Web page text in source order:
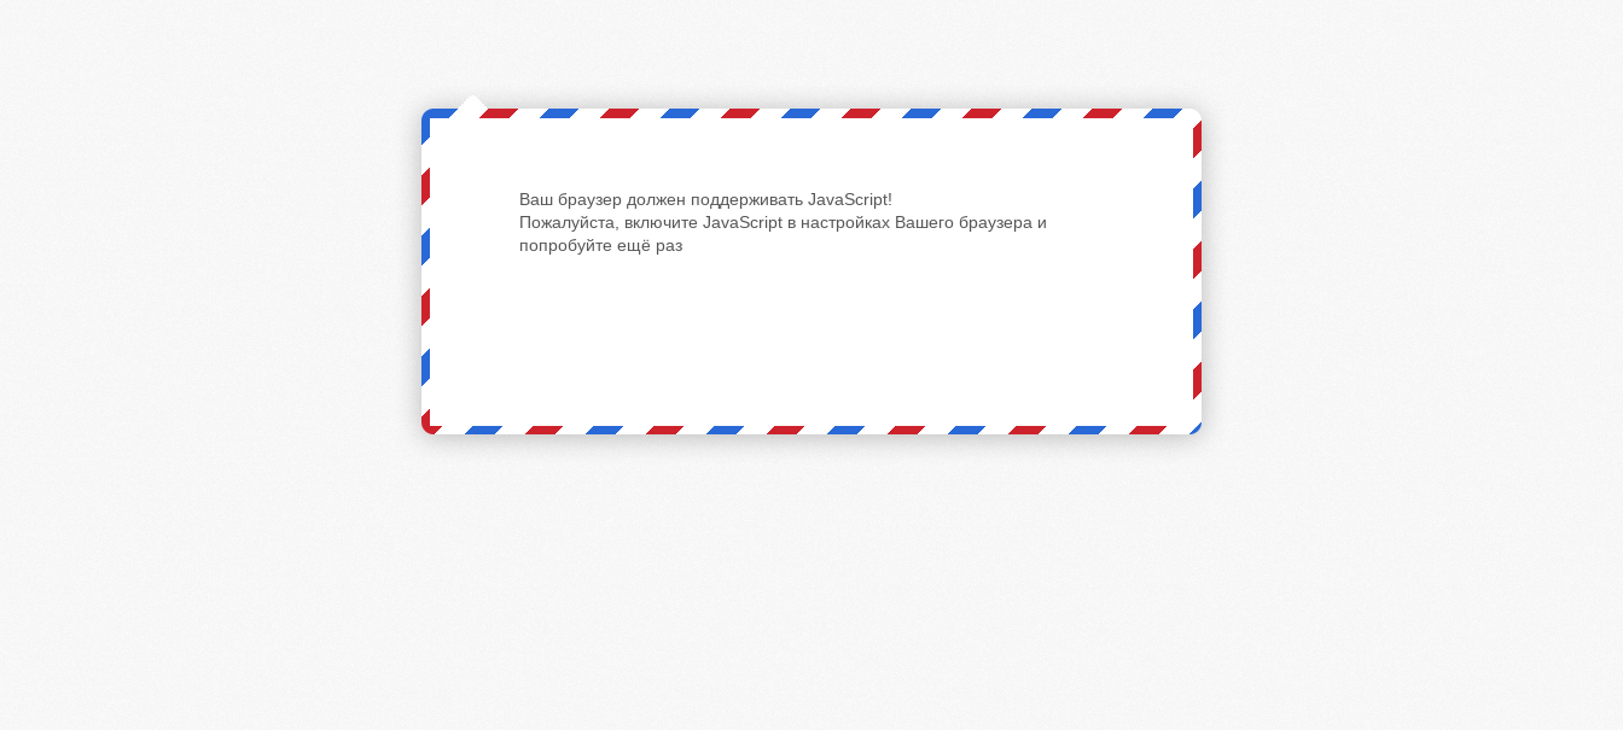
Ваш браузер должен поддерживать JavaScript!
Пожалуйста, включите JavaScript в настройках Вашего браузера и
попробуйте ещё раз